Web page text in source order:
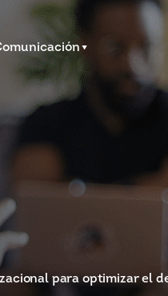
para optimizar el